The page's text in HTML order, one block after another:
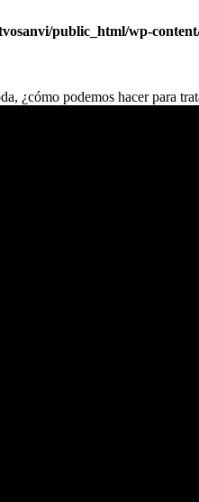
public_html/wp-
¿cómo podemos hacer para